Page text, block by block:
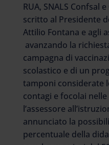
RUA, SNALS Confsal
scritto al Presidente
Attilio Fontana e agli
avanzando la
campagna di
scolastico e di un
tamponi considerate
contagi e focolai
l’assessore
annunciato la
percentuale della